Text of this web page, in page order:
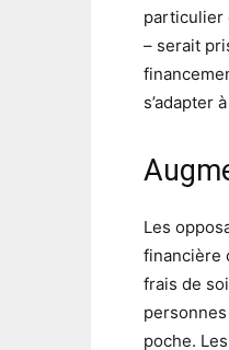
particulier
– serait
s’adapter
Les
financière
frais de
poche.